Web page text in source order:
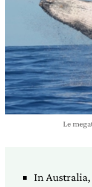
Le
In Australia,